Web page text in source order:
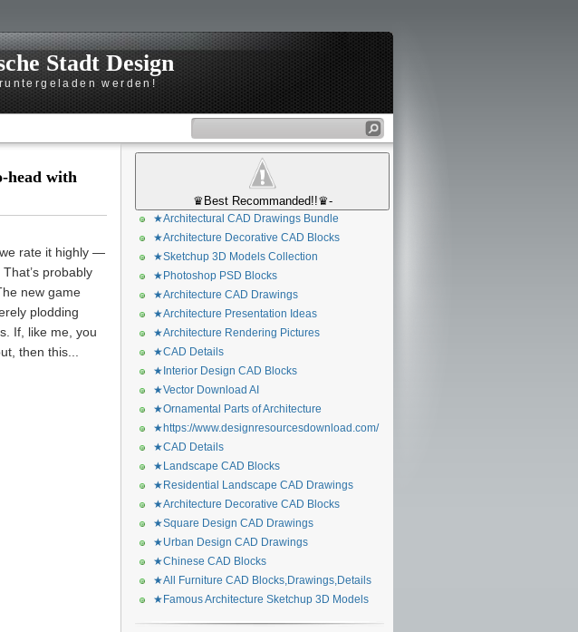
Stadt Design
werden!
head with
rate it highly —
probably
new game
plodding
If, like me, you
then this...
♛Best Recommanded!!♛-
★Architectural CAD Drawings Bundle
★Architecture Decorative CAD Blocks
★Sketchup 3D Models Collection
★Photoshop PSD Blocks
★Architecture CAD Drawings
★Architecture Presentation Ideas
★Architecture Rendering Pictures
★CAD Details
★Interior Design CAD Blocks
★Vector Download AI
★Ornamental Parts of Architecture
★https://www.designresourcesdownload.com/
★CAD Details
★Landscape CAD Blocks
★Residential Landscape CAD Drawings
★Architecture Decorative CAD Blocks
★Square Design CAD Drawings
★Urban Design CAD Drawings
★Chinese CAD Blocks
★All Furniture CAD Blocks,Drawings,Details
★Famous Architecture Sketchup 3D Models